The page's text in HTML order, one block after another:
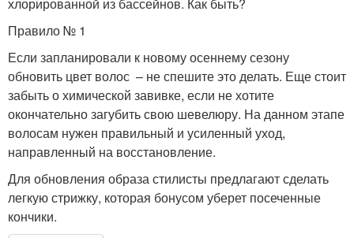
Правило № 1
Если запланировали к новому осеннему сезону
обновить цвет волос – не спешите это делать. Еще стоит
забыть о химической завивке, если не хотите
окончательно загубить свою шевелюру. На данном этапе
волосам нужен правильный и усиленный уход,
направленный на восстановление.
Для обновления образа стилисты предлагают сделать
легкую стрижку, которая бонусом уберет посеченные
кончики.